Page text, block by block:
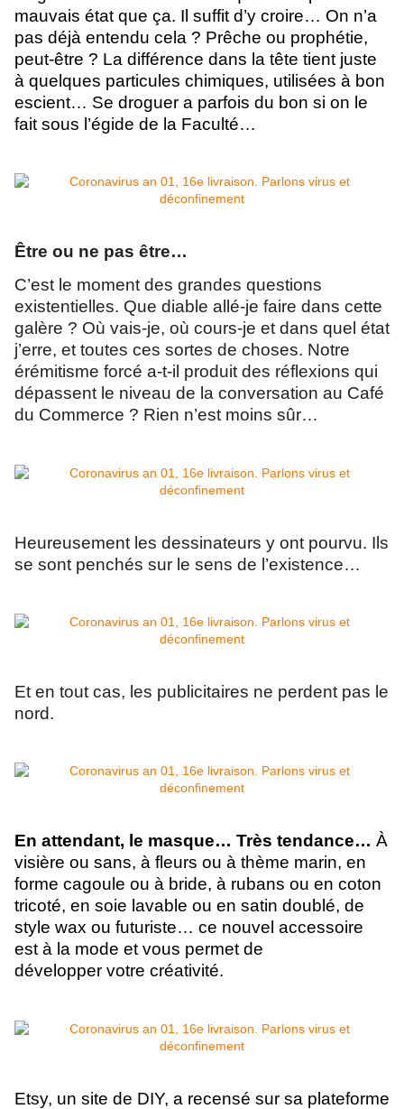
mauvais état que ça. Il suffit d’y croire… On n’a
pas déjà entendu cela ? Prêche ou prophétie,
peut-être ? La différence dans la tête tient juste
à quelques particules chimiques, utilisées à bon
escient… Se droguer a parfois du bon si on le
fait sous l’égide de la Faculté…
Être ou ne pas être…
C’est le moment des grandes questions
existentielles. Que diable allé-je faire dans cette
galère ? Où vais-je, où cours-je et dans quel état
j’erre, et toutes ces sortes de choses. Notre
érémitisme forcé a-t-il produit des réflexions qui
dépassent le niveau de la conversation au Café
du Commerce ? Rien n’est moins sûr…
Heureusement les dessinateurs y ont pourvu. Ils
se sont penchés sur le sens de l’existence…
Et en tout cas, les publicitaires ne perdent pas le
nord.
En attendant, le masque… Très tendance… À
visière ou sans, à fleurs ou à thème marin, en
forme cagoule ou à bride, à rubans ou en coton
tricoté, en soie lavable ou en satin doublé, de
style wax ou futuriste… ce nouvel accessoire
est à la mode et vous permet de
développer votre créativité.
Etsy, un site de DIY, a recensé sur sa plateforme